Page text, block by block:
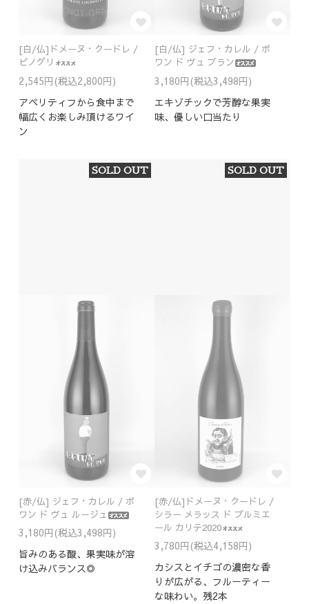
[白/仏]ドメーヌ・クードレ /
ピノグリ
2,545円(税込2,800円)
アペリティフから食中まで
幅広くお楽しみ頂けるワイ
ン
[白/仏] ジェフ・カレル / ポ
ワン ド ヴュ ブラン
3,180円(税込3,498円)
エキゾチックで芳醇な果実
味、優しい口当たり
SOLD OUT
[赤/仏] ジェフ・カレル / ポ
ワン ド ヴュ ルージュ
3,180円(税込3,498円)
旨みのある酸、果実味が溶
け込みバランス◎
SOLD OUT
[赤/仏]ドメーヌ・クードレ /
シラー メラッス ド プルミエ
ール カリテ2020
3,780円(税込4,158円)
カシスとイチゴの濃密な香
りが広がる、フルーティー
な味わい。残2本